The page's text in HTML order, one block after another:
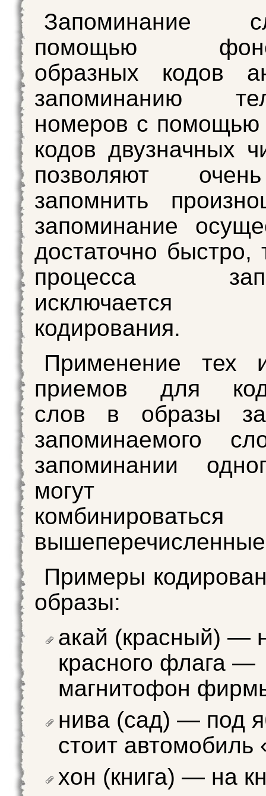
Запоминание
помощью
образных кодов
запоминанию
номеров с помощью
кодов двузначных
позволяют
запомнить
запоминание
достаточно быстро,
процесса
кодирования.
Применение тех
приемов для
слов в образы
запоминаемого
запоминании
могут
Примеры
образы:
акай (красный) —
красного флага —
магнитофон
нива (сад) — под
стоит автомобиль
хон (книга) — на